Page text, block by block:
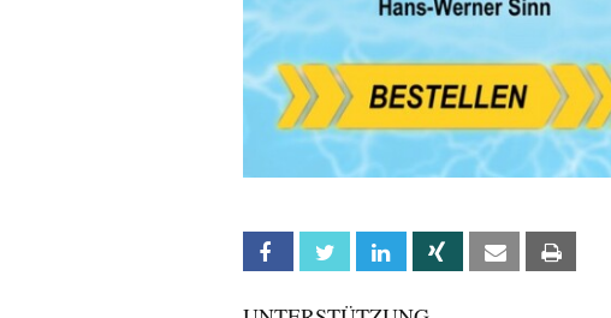
Facebook Twitter Linkedin Xing Email